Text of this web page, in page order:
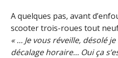
A quelques pas, avant
scooter trois-roues tout
« … Je vous réveille, désolé
décalage horaire… Oui ça